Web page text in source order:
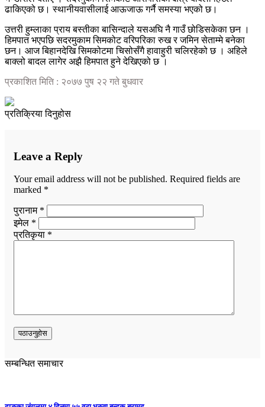
ढाकिएको छ। स्थानीयवासीलाई आऊजाऊ गर्नै समस्या भएको छ।
उत्तरी हुम्लाका प्राय बस्तीका बासिन्दाले यसअघि नै गाउँ छोडिसकेका छन ।
हिमपात भएपछि सदरमुकाम सिमकोट वरिपरिका रुख र जमिन सेताम्मे बनेका
छन। आज बिहानदेखि सिमकोटमा चिसोसँगै हावाहुरी चलिरहेको छ । अहिले
बाक्लो बादल लागेर अझै हिमपात हुने देखिएको छ ।
प्रकाशित मिति : २०७७ पुष २२ गते बुधवार
प्रतिक्रिया दिनुहोस
Leave a Reply
Your email address will not be published. Required fields are
marked *
पुरानाम *
इमेल *
प्रतिकृया *
सम्बन्धित समाचार